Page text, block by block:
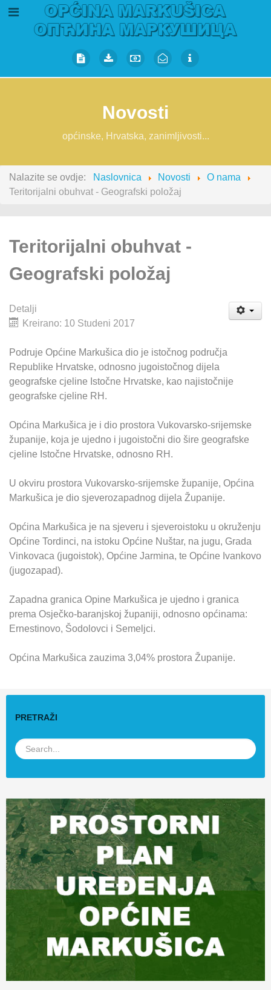
Novosti
općinske, Hrvatska, zanimljivosti...
Nalazite se ovdje: Naslovnica Novosti
O nama
Teritorijalni obuhvat - Geografski položaj
Teritorijalni obuhvat -
Geografski položaj
Detalji
Kreirano: 10 Studeni 2017
Podruje Općine Markušica dio je istočnog područja
Republike Hrvatske, odnosno jugoistočnog dijela
geografske cjeline Istočne Hrvatske, kao najistočnije
geografske cjeline RH.
Općina Markušica je i dio prostora Vukovarsko-srijemske
županije, koja je ujedno i jugoistočni dio šire geografske
cjeline Istočne Hrvatske, odnosno RH.
U okviru prostora Vukovarsko-srijemske županije, Općina
Markušica je dio sjeverozapadnog dijela Županije.
Općina Markušica je na sjeveru i sjeveroistoku u okruženju
Općine Tordinci, na istoku Općine Nuštar, na jugu, Grada
Vinkovaca (jugoistok), Općine Jarmina, te Općine Ivankovo
(jugozapad).
Zapadna granica Opine Markušica je ujedno i granica
prema Osječko-baranjskoj županiji, odnosno općinama:
Ernestinovo, Šodolovci i Semeljci.
Općina Markušica zauzima 3,04% prostora Županije.
PRETRAŽI